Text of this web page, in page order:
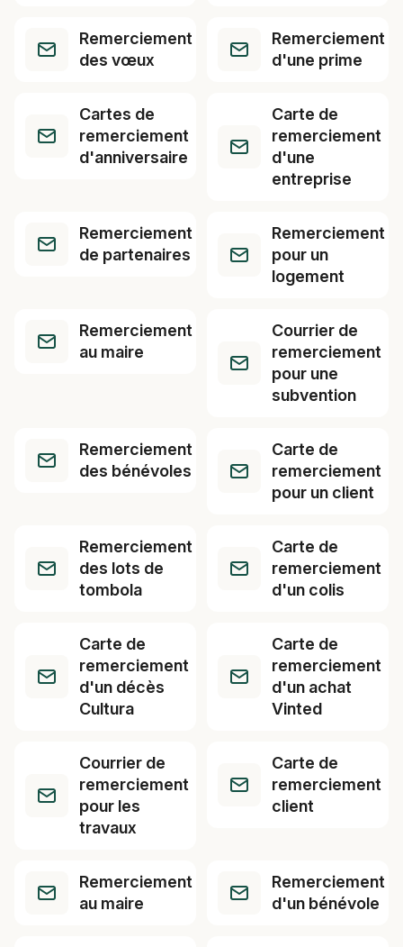
Remerciement
des vœux
Remerciement
d'une prime
Cartes de
remerciement
d'anniversaire
Carte de
remerciement
d'une
entreprise
Remerciement
de partenaires
Remerciement
pour un
logement
Remerciement
au maire
Courrier de
remerciement
pour une
subvention
Remerciement
des bénévoles
Carte de
remerciement
pour un client
Remerciement
des lots de
tombola
Carte de
remerciement
d'un colis
Carte de
remerciement
d'un décès
Cultura
Carte de
remerciement
d'un achat
Vinted
Courrier de
remerciement
pour les
travaux
Carte de
remerciement
client
Remerciement
au maire
Remerciement
d'un bénévole